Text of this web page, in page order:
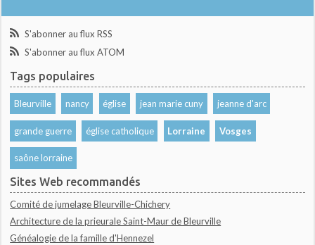
S'abonner au flux RSS
S'abonner au flux ATOM
Tags populaires
Bleurville nancy église jean marie cuny jeanne d'arc
grande guerre église catholique Lorraine Vosges
saône lorraine
Sites Web recommandés
Comité de jumelage Bleurville-Chichery
Architecture de la prieurale Saint-Maur de Bleurville
Généalogie de la famille d'Hennezel